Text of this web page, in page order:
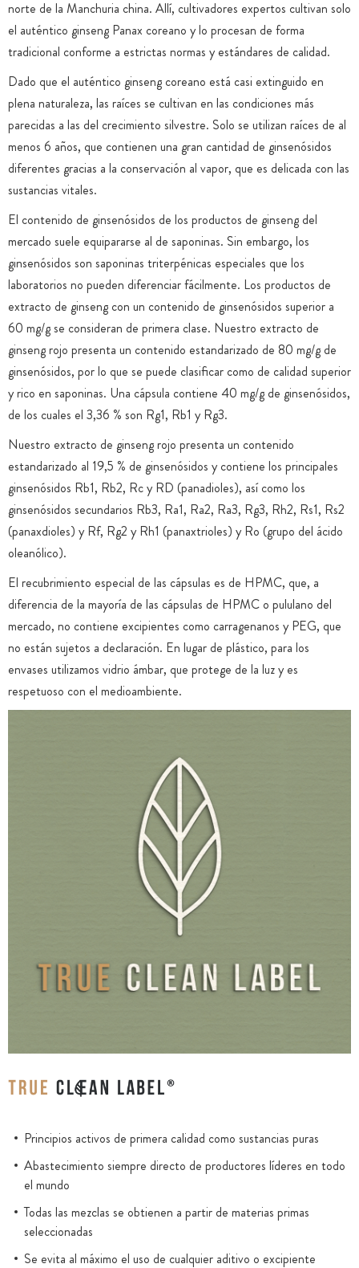
norte de la Manchuria china. Allí, cultivadores expertos cultivan solo
el auténtico ginseng Panax coreano y lo procesan de forma
tradicional conforme a estrictas normas y estándares de calidad.
Dado que el auténtico ginseng coreano está casi extinguido en
plena naturaleza, las raíces se cultivan en las condiciones más
parecidas a las del crecimiento silvestre. Solo se utilizan raíces de al
menos 6 años, que contienen una gran cantidad de ginsenósidos
diferentes gracias a la conservación al vapor, que es delicada con las
sustancias vitales.
El contenido de ginsenósidos de los productos de ginseng del
mercado suele equipararse al de saponinas. Sin embargo, los
ginsenósidos son saponinas triterpénicas especiales que los
laboratorios no pueden diferenciar fácilmente. Los productos de
extracto de ginseng con un contenido de ginsenósidos superior a
60 mg/g se consideran de primera clase. Nuestro extracto de
ginseng rojo presenta un contenido estandarizado de 80 mg/g de
ginsenósidos, por lo que se puede clasificar como de calidad superior
y rico en saponinas. Una cápsula contiene 40 mg/g de ginsenósidos,
de los cuales el 3,36 % son Rg1, Rb1 y Rg3.
Nuestro extracto de ginseng rojo presenta un contenido
estandarizado al 19,5 % de ginsenósidos y contiene los principales
ginsenósidos Rb1, Rb2, Rc y RD (panadioles), así como los
ginsenósidos secundarios Rb3, Ra1, Ra2, Ra3, Rg3, Rh2, Rs1, Rs2
(panaxdioles) y Rf, Rg2 y Rh1 (panaxtrioles) y Ro (grupo del ácido
oleanólico).
El recubrimiento especial de las cápsulas es de HPMC, que, a
diferencia de la mayoría de las cápsulas de HPMC o pululano del
mercado, no contiene excipientes como carragenanos y PEG, que
no están sujetos a declaración. En lugar de plástico, para los
envases utilizamos vidrio ámbar, que protege de la luz y es
respetuoso con el medioambiente.
Principios activos de primera calidad como sustancias puras
Abastecimiento siempre directo de productores líderes en todo
el mundo
Todas las mezclas se obtienen a partir de materias primas
seleccionadas
Se evita al máximo el uso de cualquier aditivo o excipiente